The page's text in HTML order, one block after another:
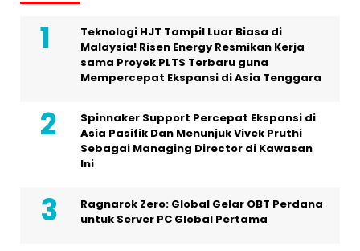
Teknologi HJT Tampil Luar Biasa di
Malaysia! Risen Energy Resmikan Kerja
sama Proyek PLTS Terbaru guna
Mempercepat Ekspansi di Asia Tenggara
Spinnaker Support Percepat Ekspansi di
Asia Pasifik Dan Menunjuk Vivek Pruthi
Sebagai Managing Director di Kawasan
Ini
Ragnarok Zero: Global Gelar OBT Perdana
untuk Server PC Global Pertama